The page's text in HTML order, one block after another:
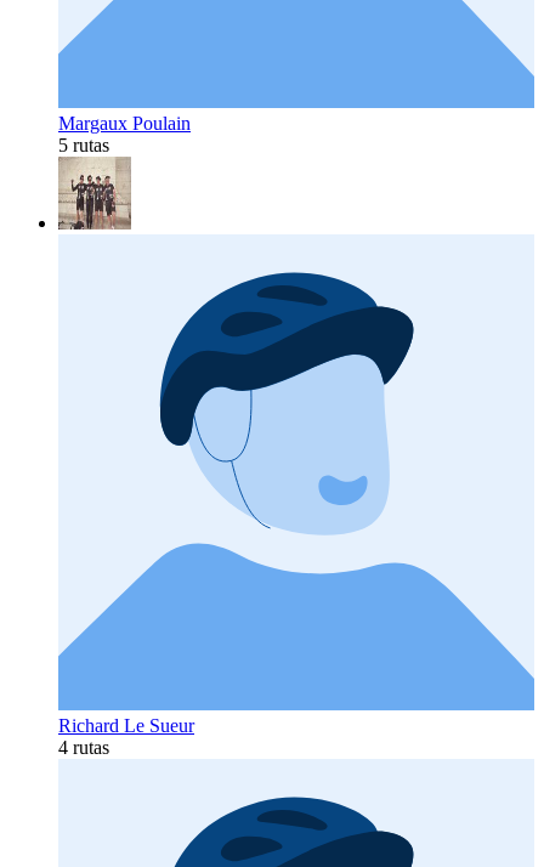
Margaux Poulain
5 rutas
Richard Le Sueur
4 rutas